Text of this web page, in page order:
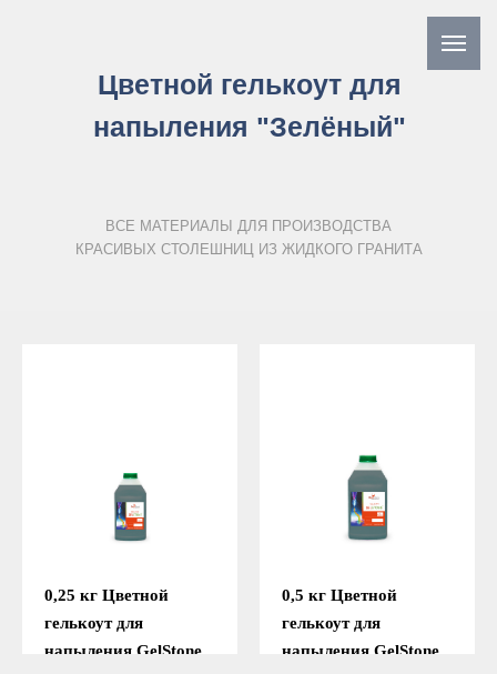
Цветной гелькоут для
напыления "Зелёный"
ВСЕ МАТЕРИАЛЫ ДЛЯ ПРОИЗВОДСТВА
КРАСИВЫХ СТОЛЕШНИЦ ИЗ ЖИДКОГО ГРАНИТА
0,25 кг Цветной
гелькоут для
напыления GelStone
0,5 кг Цветной
гелькоут для
напыления GelStone